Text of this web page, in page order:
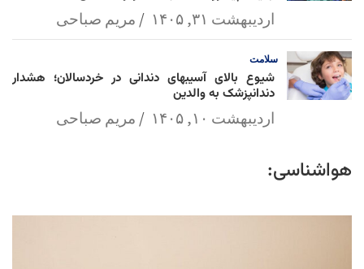
اردیبهشت ۳۱, ۱۴۰۵ مریم صباحی
سلامت
شیوع بالای آسیبهای دندانی در خردسالان؛ هشدار
دندانپزشک به والدین
اردیبهشت ۱۰, ۱۴۰۵ مریم صباحی
هواشناسی: